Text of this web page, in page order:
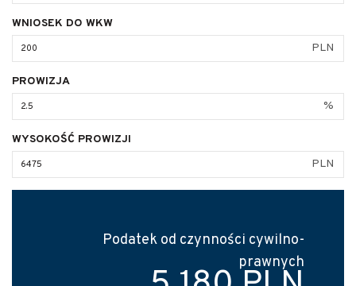
WNIOSEK DO WKW
PLN
PROWIZJA
%
WYSOKOŚĆ PROWIZJI
PLN
Podatek od czynności cywilno-
prawnych